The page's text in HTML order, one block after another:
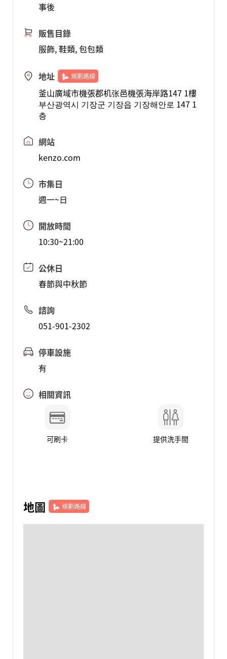
事後
販售目錄
服飾, 鞋類, 包包類
地址 規劃路線
釜山廣域市機張郡机张邑機張海岸路147 1樓
부산광역시 기장군 기장읍 기장해안로 147 1
층
網站
kenzo.com
市集日
週一~日
開放時間
10:30~21:00
公休日
春節與中秋節
諮詢
051-901-2302
停車設施
有
相關資訊
可刷卡 提供洗手間
地圖 規劃路線